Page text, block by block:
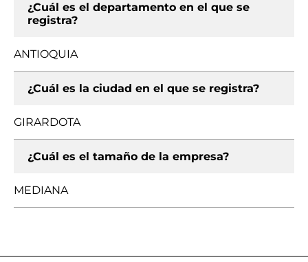
¿Cuál es el departamento en el que se
registra?
ANTIOQUIA
¿Cuál es la ciudad en el que se registra?
GIRARDOTA
¿Cuál es el tamaño de la empresa?
MEDIANA